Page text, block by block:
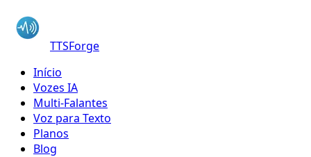
TTSForge
Início
Vozes IA
Multi-Falantes
Voz para Texto
Planos
Blog